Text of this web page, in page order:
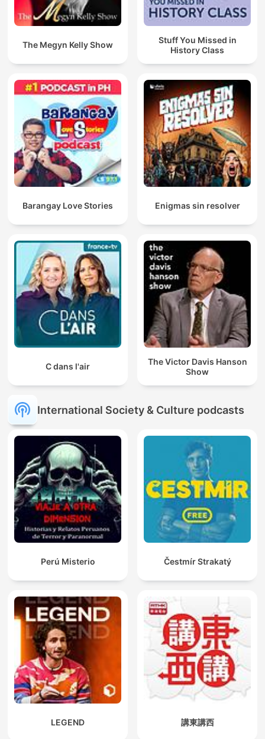
The Megyn Kelly Show
Stuff You Missed in
History Class
Barangay Love Stories Enigmas sin resolver
C dans l'air
The Victor Davis Hanson
Show
International Society & Culture podcasts
Perú Misterio Čestmír Strakatý
LEGEND 講東講西